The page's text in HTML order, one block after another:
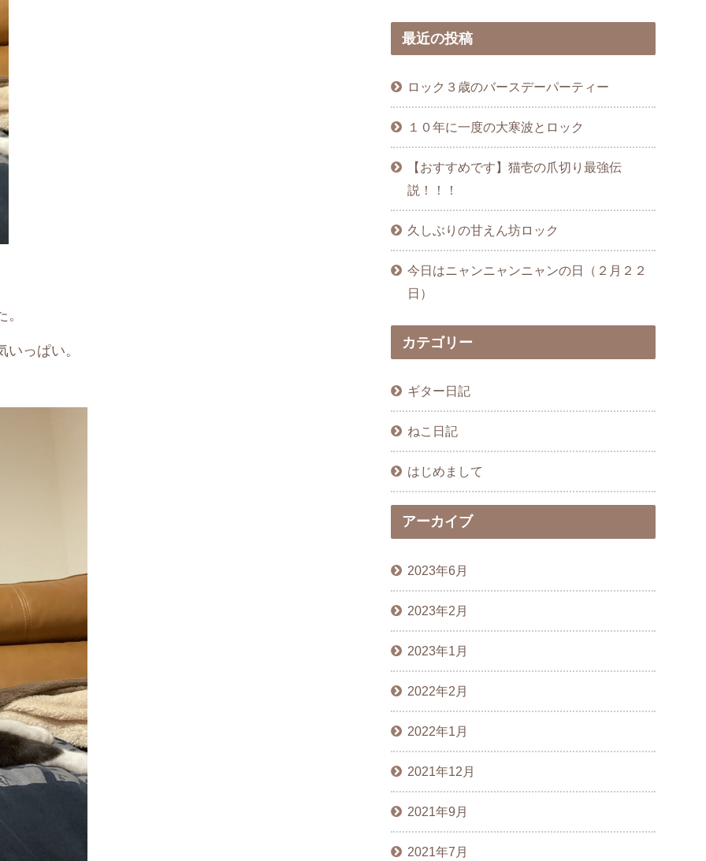
っぱい。
最近の投稿
ロック３歳のバースデーパーティー
１０年に一度の大寒波とロック
【おすすめです】猫壱の爪切り最強伝
説！！！
久しぶりの甘えん坊ロック
今日はニャンニャンニャンの日（２月２２
日）
カテゴリー
ギター日記
ねこ日記
はじめまして
アーカイブ
2023年6月
2023年2月
2023年1月
2022年2月
2022年1月
2021年12月
2021年9月
2021年7月